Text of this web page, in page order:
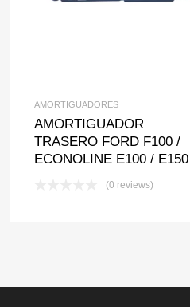
AMORTIGUADORES
AMORTIGUADOR
TRASERO FORD F100 /
ECONOLINE E100 / E150
(0 reviews)